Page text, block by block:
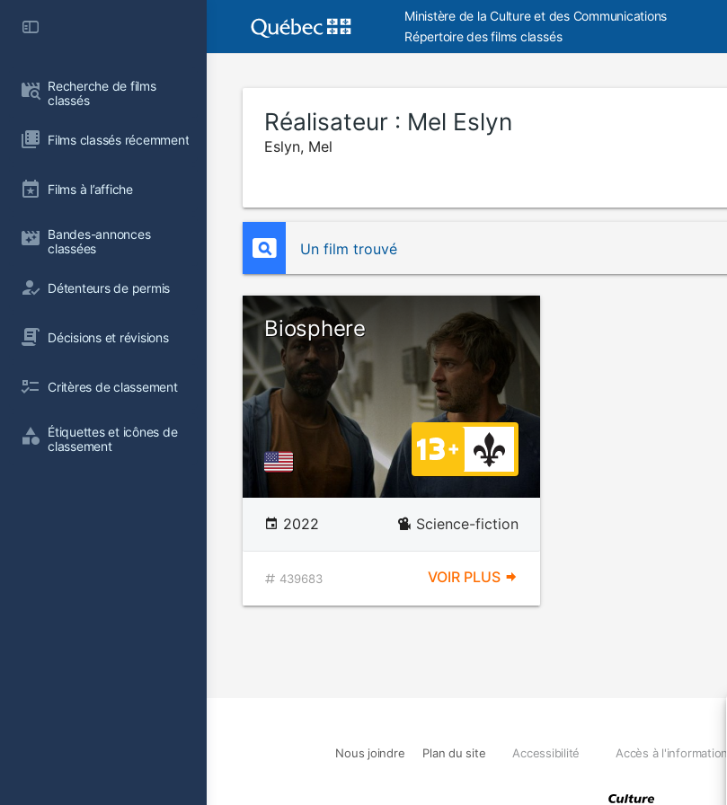
Recherche de films
classés
Films classés récemment
Films à l’affiche
Bandes-annonces
classées
Détenteurs de permis
Décisions et révisions
Critères de classement
Étiquettes et icônes de
classement
Ministère de la Culture et des Communications
Répertoire des films classés
Réalisateur : Mel Eslyn
Eslyn, Mel
Un film trouvé
Biosphere
2022 Science-fiction
439683 VOIR PLUS
Nous joindre Plan du site Accessibilité Accès à l'information